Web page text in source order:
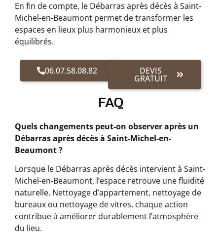
En fin de compte, le Débarras après décès à Saint-
Michel-en-Beaumont permet de transformer les
espaces en lieux plus harmonieux et plus
équilibrés.
06.07.58.08.82 DEVIS
GRATUIT
FAQ
Quels changements peut-on observer après un
Débarras après décès à Saint-Michel-en-
Beaumont ?
Lorsque le Débarras après décès intervient à Saint-
Michel-en-Beaumont, l’espace retrouve une fluidité
naturelle. Nettoyage d’appartement, nettoyage de
bureaux ou nettoyage de vitres, chaque action
contribue à améliorer durablement l’atmosphère
du lieu.